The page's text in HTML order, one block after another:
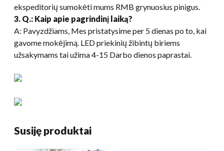
ekspeditorių sumokėti mums RMB grynuosius pinigus.
3. Q.: Kaip apie pagrindinį laiką?
A: Pavyzdžiams, Mes pristatysime per 5 dienas po to, kai
gavome mokėjimą. LED priekinių žibintų biriems
užsakymams tai užima 4-15 Darbo dienos paprastai.
Susiję produktai